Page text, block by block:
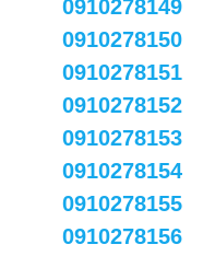
0910278149
0910278150
0910278151
0910278152
0910278153
0910278154
0910278155
0910278156